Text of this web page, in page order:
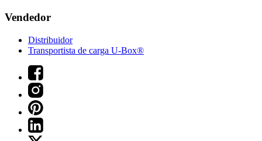
Vendedor
Distribuidor
Transportista de carga U-Box®